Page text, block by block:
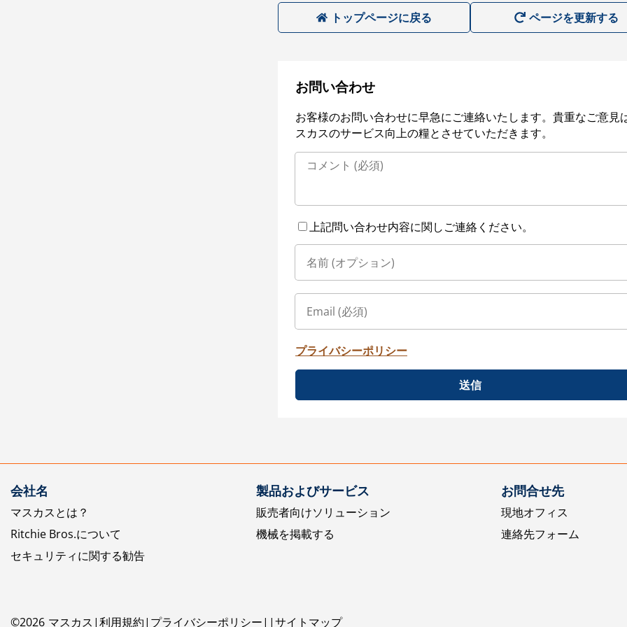
トップページに戻る ページを更新する
お問い合わせ
お客様のお問い合わせに早急にご連絡いたします。貴重なご意見
スカスのサービス向上の糧とさせていただきます。
上記問い合わせ内容に関しご連絡ください。
プライバシーポリシー
送信
会社名
マスカスとは？
Ritchie Bros.について
セキュリティに関する勧告
製品およびサービス
販売者向けソリューション
機械を掲載する
お問合せ先
現地オフィス
連絡先フォーム
©2026 マスカス 利用規約 プライバシーポリシー サイトマップ